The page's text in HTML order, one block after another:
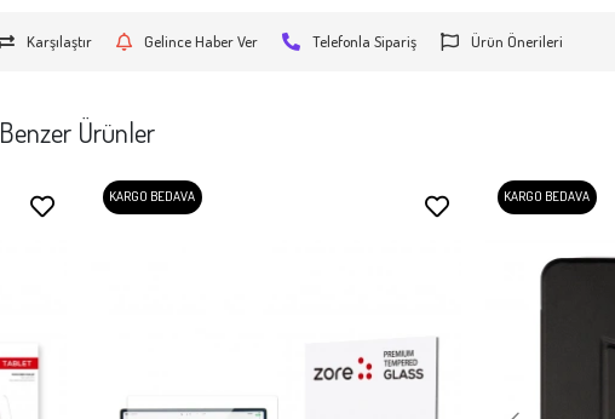
Karşılaştır Gelince Haber Ver Telefonla Sipariş Ürün Önerileri
Benzer Ürünler
KARGO BEDAVA KARGO BEDAVA